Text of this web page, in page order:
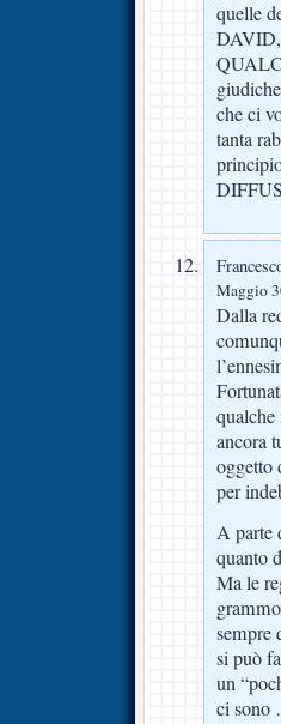
quelle
DAVID,
che ci
tanta
Maggio
Dalla
ancora
oggetto
per
A parte
quanto
Ma le
sempre
si può
un
ci